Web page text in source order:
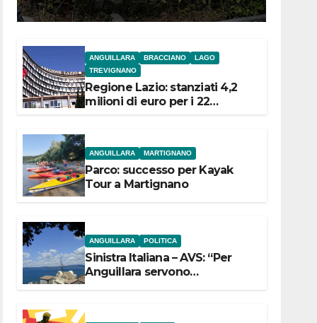
ANGUILLARA BRACCIANO
LAGO
TREVIGNANO
Regione Lazio: stanziati 4,2
milioni di euro per i 22
ANGUILLARA MARTIGNANO
Parco: successo per Kayak
Tour a Martignano
ANGUILLARA POLITICA
Sinistra Italiana – AVS: “Per
Anguillara servono